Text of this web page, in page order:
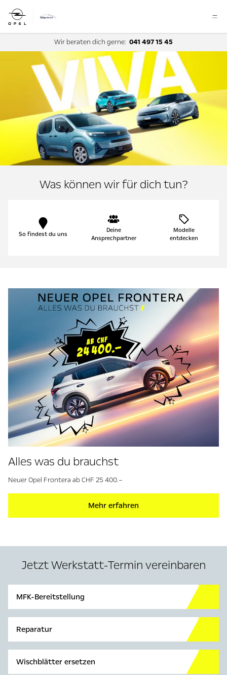
Wir beraten dich gerne: 041 497 15 45
Was können wir für dich tun?
So findest du uns
Deine
Ansprechpartner
Modelle
entdecken
Alles was du brauchst
Neuer Opel Frontera ab CHF 25 400.–
Mehr erfahren
Jetzt Werkstatt-Termin vereinbaren
MFK-Bereitstellung
Reparatur
Wischblätter ersetzen